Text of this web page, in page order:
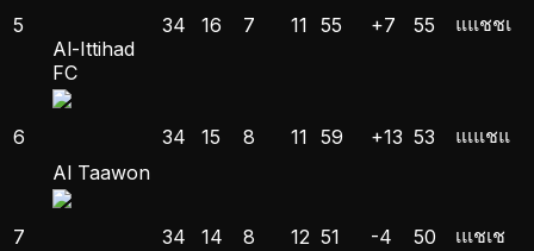
5
Al-Ittihad
FC
34 16 7 11 55 +7 55 แแชชเ
6
Al Taawon
34 15 8 11 59 +13 53 แเแชแ
7
34 14 8 12 51 -4 50 เแชเช